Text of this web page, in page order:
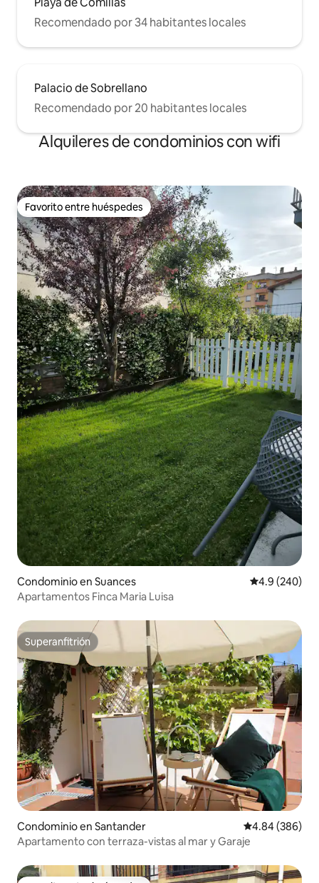
Recomendado por 34 habitantes locales
Palacio de Sobrellano
Recomendado por 20 habitantes locales
Alquileres de condominios con wifi
Favorito entre huéspedes
Favorito entre huéspedes
Condominio en Suances Calificación
4.9 (240)
Apartamentos Finca Maria Luisa
Superanfitrión
Superanfitrión
Condominio en Santander Calificación
4.84 (386)
Apartamento con terraza-vistas al mar y Garaje